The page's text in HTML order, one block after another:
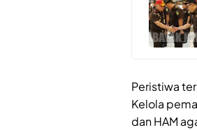
Peristiwa
Kelola
dan HAM